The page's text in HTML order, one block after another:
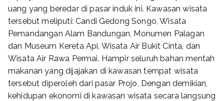
uang yang beredar di pasar induk ini. Kawasan wisata
tersebut meliputi: Candi Gedong Songo, Wisata
Pemandangan Alam Bandungan, Monumen Palagan
dan Museum Kereta Api, Wisata Air Bukit Cinta, dan
Wisata Air Rawa Permai. Hampir seluruh bahan mentah
makanan yang dijajakan di kawasan tempat wisata
tersebut diperoleh dari pasar Projo. Dengan demikian,
kehidupan ekonomi di kawasan wisata secara langsung